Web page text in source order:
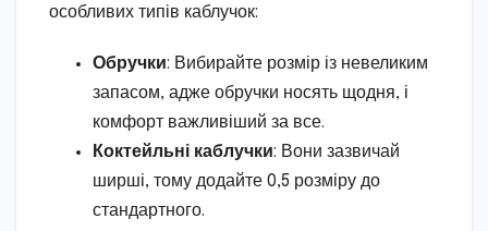
особливих типів каблучок:
Обручки: Вибирайте розмір із невеликим
запасом, адже обручки носять щодня, і
комфорт важливіший за все.
Коктейльні каблучки: Вони зазвичай
ширші, тому додайте 0,5 розміру до
стандартного.